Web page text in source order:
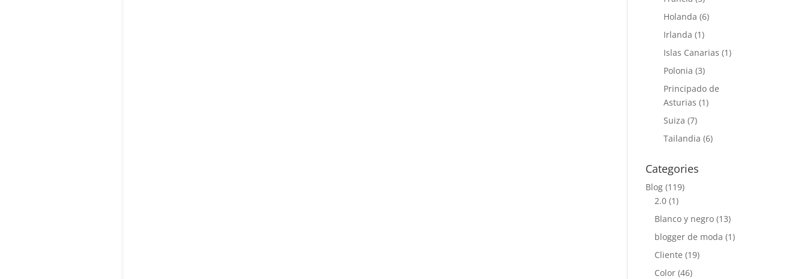
Holanda (6)
Irlanda (1)
Islas Canarias (1)
Polonia (3)
Principado de
Asturias (1)
Suiza (7)
Tailandia (6)
Categories
Blog (119)
2.0 (1)
Blanco y negro (13)
blogger de moda (1)
Cliente (19)
Color (46)